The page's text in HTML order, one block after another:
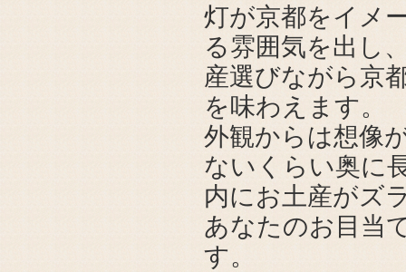
灯が京都をイメ
る雰囲気を出し
産選びながら京
を味わえます。
外観からは想像
ないくらい奥に
内にお土産がズ
あなたのお目当
す。